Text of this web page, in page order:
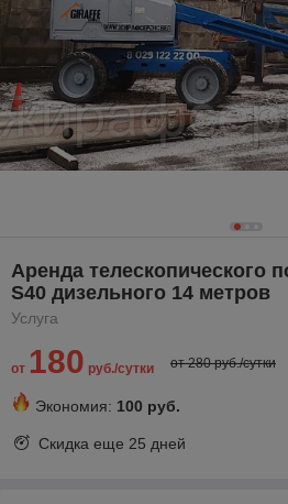
Аренда телескопического
S40 дизельного 14 метров
Услуга
от 180 руб./сутки от 280 руб./сутки
Экономия: 100 руб.
Скидка еще 25 дней